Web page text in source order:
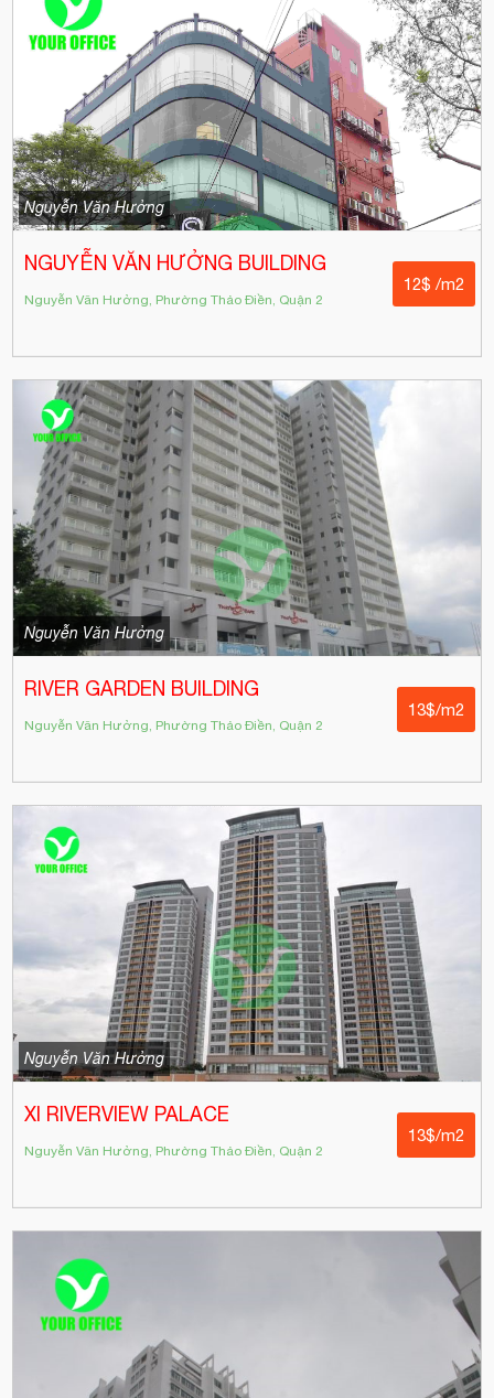
Nguyễn Văn Hưởng
NGUYỄN VĂN HƯỞNG BUILDING
Nguyễn Văn Hưởng, Phường Thảo Điền, Quận 2
12$ /m2
Nguyễn Văn Hưởng
RIVER GARDEN BUILDING
Nguyễn Văn Hưởng, Phường Thảo Điền, Quận 2
13$/m2
Nguyễn Văn Hưởng
XI RIVERVIEW PALACE
Nguyễn Văn Hưởng, Phường Thảo Điền, Quận 2
13$/m2